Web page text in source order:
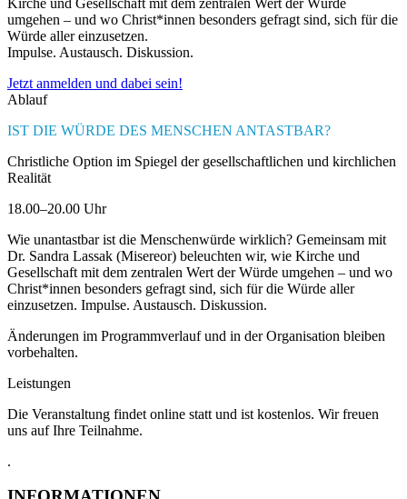
umgehen – und wo Christ*innen besonders gefragt sind, sich für die
Würde aller einzusetzen.
Impulse. Austausch. Diskussion.
Jetzt anmelden und dabei sein!
Ablauf
IST DIE WÜRDE DES MENSCHEN ANTASTBAR?
Christliche Option im Spiegel der gesellschaftlichen und kirchlichen
Realität
18.00–20.00 Uhr
Wie unantastbar ist die Menschenwürde wirklich? Gemeinsam mit
Dr. Sandra Lassak (Misereor) beleuchten wir, wie Kirche und
Gesellschaft mit dem zentralen Wert der Würde umgehen – und wo
Christ*innen besonders gefragt sind, sich für die Würde aller
einzusetzen. Impulse. Austausch. Diskussion.
Änderungen im Programmverlauf und in der Organisation bleiben
vorbehalten.
Leistungen
Die Veranstaltung findet online statt und ist kostenlos. Wir freuen
uns auf Ihre Teilnahme.
.